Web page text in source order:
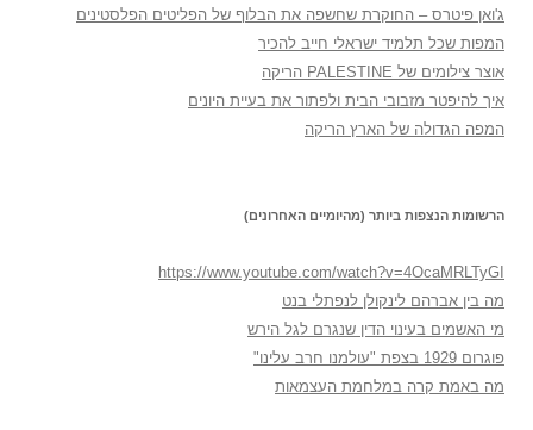
ג'ואן פיטרס – החוקרת שחשפה את הבלוף של הפליטים הפלסטינים
המפות שכל תלמיד ישראלי חייב להכיר
אוצר צילומים של PALESTINE הריקה
איך להיפטר מזבובי הבית ולפתור את בעיית היונים
המפה הגדולה של הארץ הריקה
הרשומות הנצפות ביותר (מהיומיים האחרונים)
https://www.youtube.com/watch?v=4OcaMRLTyGI
מה בין אברהם לינקולן לנפתלי בנט
מי האשמים בעינוי הדין שנגרם לגל הירש
פוגרום 1929 בצפת "עולמנו חרב עלינו"
מה באמת קרה במלחמת העצמאות